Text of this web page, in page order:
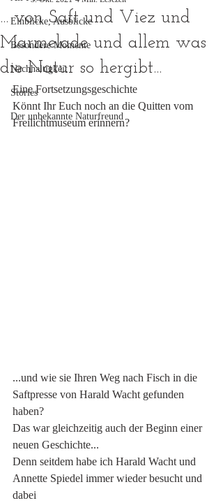
Einblicke, Ausblicke
Besondere Momente
Nachhaltigkeit
Stories
Der unbekannte Naturfreund
... von Saft und Viez und
Marmelade und allem was
die Natur so hergibt...
Eine Fortsetzungsgeschichte
Könnt Ihr Euch noch an die Quitten vom
Freilichtmuseum erinnern?
...und wie sie Ihren Weg nach Fisch in die
Saftpresse von Harald Wacht gefunden
haben?
Das war gleichzeitig auch der Beginn einer
neuen Geschichte...
Denn seitdem habe ich Harald Wacht und
Annette Spiedel immer wieder besucht und
dabei